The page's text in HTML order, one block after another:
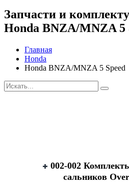
Запчасти и
Honda BNZA/MNZA 5
Главная
Honda
Honda BNZA/MNZA 5 Speed
002-002
сальников